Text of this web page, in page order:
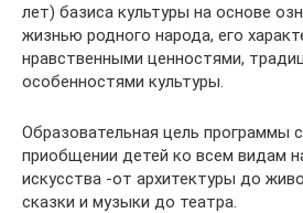
лет) ба­зиса культуры на основе
жизнью родного на­рода, его
нравственными ценностями,
особенностями культуры.
Образовательная цель программы
приобщении детей ко всем видам
искусства -от архитектуры до
сказки и музыки до театра.